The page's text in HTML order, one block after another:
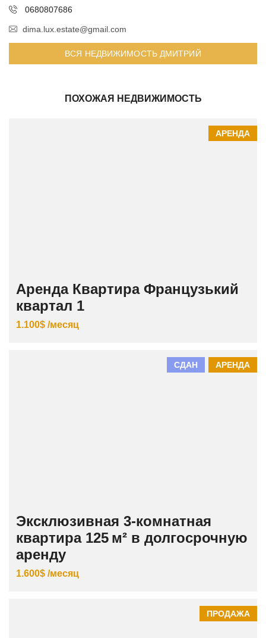
0680807686
dima.lux.estate@gmail.com
ВСЯ НЕДВИЖИМОСТЬ ДМИТРИЙ
ПОХОЖАЯ НЕДВИЖИМОСТЬ
АРЕНДА
Аренда Квартира Французький
квартал 1
1.100$ /месяц
АРЕНДА
СДАН
Эксклюзивная 3‑комнатная
квартира 125 м² в долгосрочную
аренду
1.600$ /месяц
ПРОДАЖА